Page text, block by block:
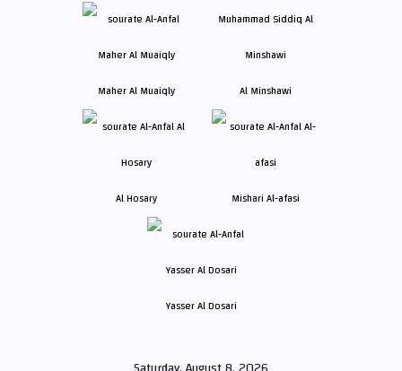
Maher Al Muaiqly Al Minshawi
Al Hosary Mishari Al-afasi
Yasser Al Dosari